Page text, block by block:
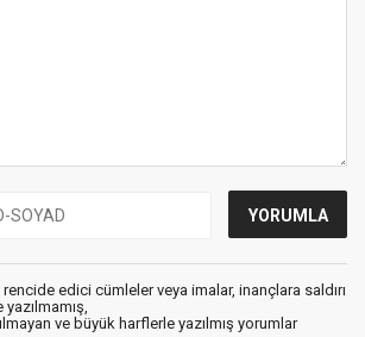
edici cümleler veya imalar, inançlara saldırı
ve büyük harflerle yazılmış yorumlar